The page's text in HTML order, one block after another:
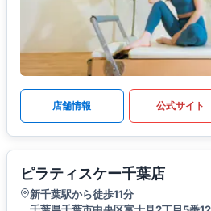
店舗情報 公式サイト
ピラティスケー千葉店
新千葉駅から徒歩11分